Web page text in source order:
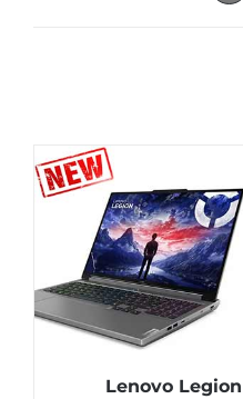
Lenovo Legion